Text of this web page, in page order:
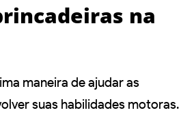
na
maneira de ajudar as
suas habilidades motoras.